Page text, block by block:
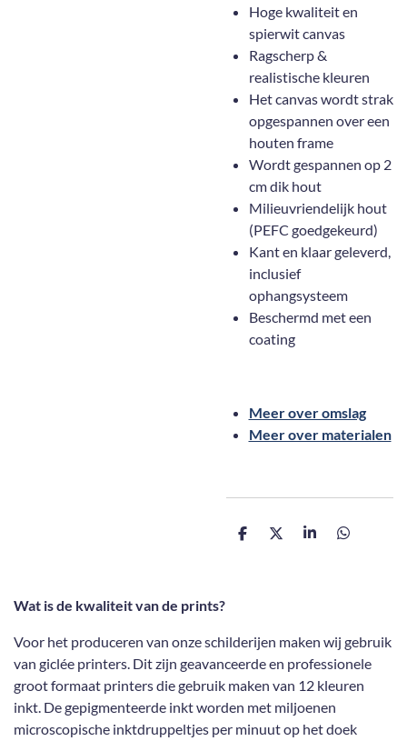
Hoge kwaliteit en
spierwit canvas
Ragscherp &
realistische kleuren
Het canvas wordt strak
opgespannen over een
houten frame
Wordt gespannen op 2
cm dik hout
Milieuvriendelijk hout
(PEFC goedgekeurd)
Kant en klaar geleverd,
inclusief
ophangsysteem
Beschermd met een
coating
Meer over omslag
Meer over materialen
D
D
S
D
Wat is de kwaliteit van de prints?
Voor het produceren van onze schilderijen maken wij gebruik
van giclée printers. Dit zijn geavanceerde en professionele
groot formaat printers die gebruik maken van 12 kleuren
inkt. De gepigmenteerde inkt worden met miljoenen
microscopische inktdruppeltjes per minuut op het doek